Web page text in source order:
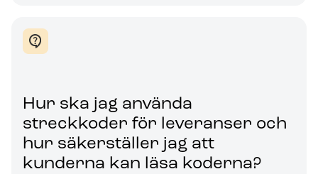
Hur ska jag använda
streckkoder för leveranser och
hur säkerställer jag att
kunderna kan läsa koderna?